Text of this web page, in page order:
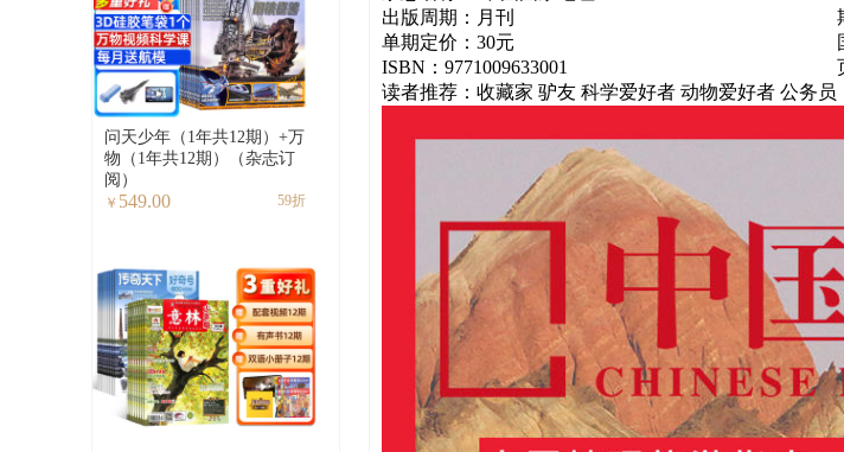
问天少年（1年共12期）+万
物（1年共12期）（杂志订
阅）
￥ 549.00 59折
出版周期：月刊
单期定价：30元
ISBN：9771009633001
读者推荐：收藏家 驴友 科学爱好者 动物爱好者 公务员